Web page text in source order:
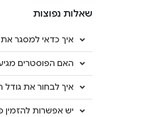
שאלות נפוצות
איך כדאי למסגר
האם הפוסטרים
איך לבחור את גודל
יש אפשרות להזמין